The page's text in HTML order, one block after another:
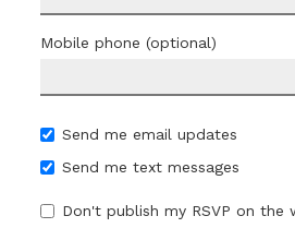
Mobile phone (optional)
Send me email updates
Send me text messages
Don't publish my RSVP on the